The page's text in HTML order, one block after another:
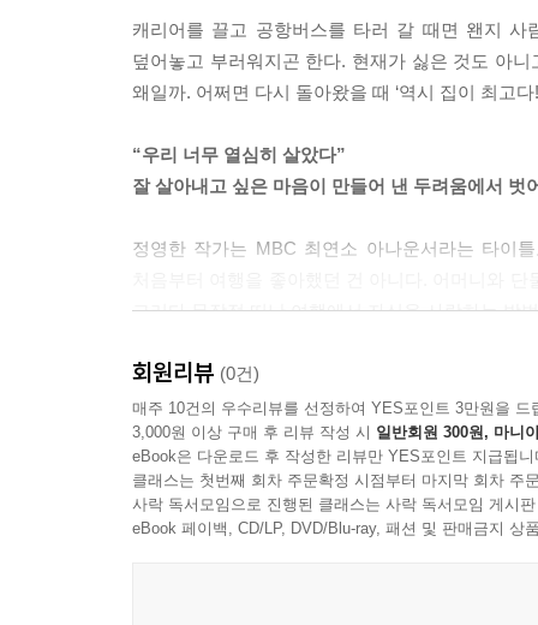
캐리어를 끌고 공항버스를 타러 갈 때면 왠지
덮어놓고 부러워지곤 한다. 현재가 싫은 것도 아
왜일까. 어쩌면 다시 돌아왔을 때 ‘역시 집이 최고
“우리 너무 열심히 살았다”
잘 살아내고 싶은 마음이 만들어 낸 두려움에서 벗
정영한 작가는 MBC 최연소 아나운서라는 타이
그러다 무작정 떠난 여행에서 자신을 사랑하는 방
“떠나지 못하니 여행이 싫었고,
싫어한 덕분에 일탈의 대상이 됐다.
모순된 자신의 모습을 품어 가는 과정에서
스스로의 삶을 사랑하게 된다.” _ 본문 중에서
열심히 노력한 끝에 꿈이었던 아나운서가 됐다
회원리뷰 (0건)
매주 10건의 우수리뷰를 선정하여 YES포인트 3만원을 드
3,000원 이상 구매 후 리뷰 작성 시 일반회원 300원, 마니
eBook은 다운로드 후 작성한 리뷰만 YES포인트 지급됩니
클래스는 첫번째 회차 주문확정 시점부터 마지막 회차 주
사락 독서모임으로 진행된 클래스는 사락 독서모임 게시
eBook 페이백, CD/LP, DVD/Blu-ray, 패션 및 판매금지 상